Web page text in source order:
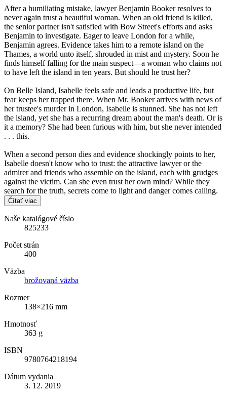
After a humiliating mistake, lawyer Benjamin Booker resolves to
never again trust a beautiful woman. When an old friend is killed,
the senior partner isn't satisfied with Bow Street's efforts and asks
Benjamin to investigate. Eager to leave London for a while,
Benjamin agrees. Evidence takes him to a remote island on the
Thames, a world unto itself, shrouded in mist and mystery. Soon he
finds himself falling for the main suspect—a woman who claims not
to have left the island in ten years. But should he trust her?
On Belle Island, Isabelle feels safe and leads a productive life, but
fear keeps her trapped there. When Mr. Booker arrives with news of
her trustee's murder in London, Isabelle is stunned. She has not left
the island, yet she has a recurring dream about the man's death. Or is
it a memory? She had been furious with him, but she never intended
. . . this.
When a second person dies and evidence shockingly points to her,
Isabelle doesn't know who to trust: the attractive lawyer or the
admirer and friends who assemble on the island, each with grudges
against the victim. Can she even trust her own mind? While they
search for the truth, secrets come to light and danger comes calling.
Čítať viac
Naše katalógové číslo
825233
Počet strán
400
Väzba
brožovaná väzba
Rozmer
138×216 mm
Hmotnosť
363 g
ISBN
9780764218194
Dátum vydania
3. 12. 2019